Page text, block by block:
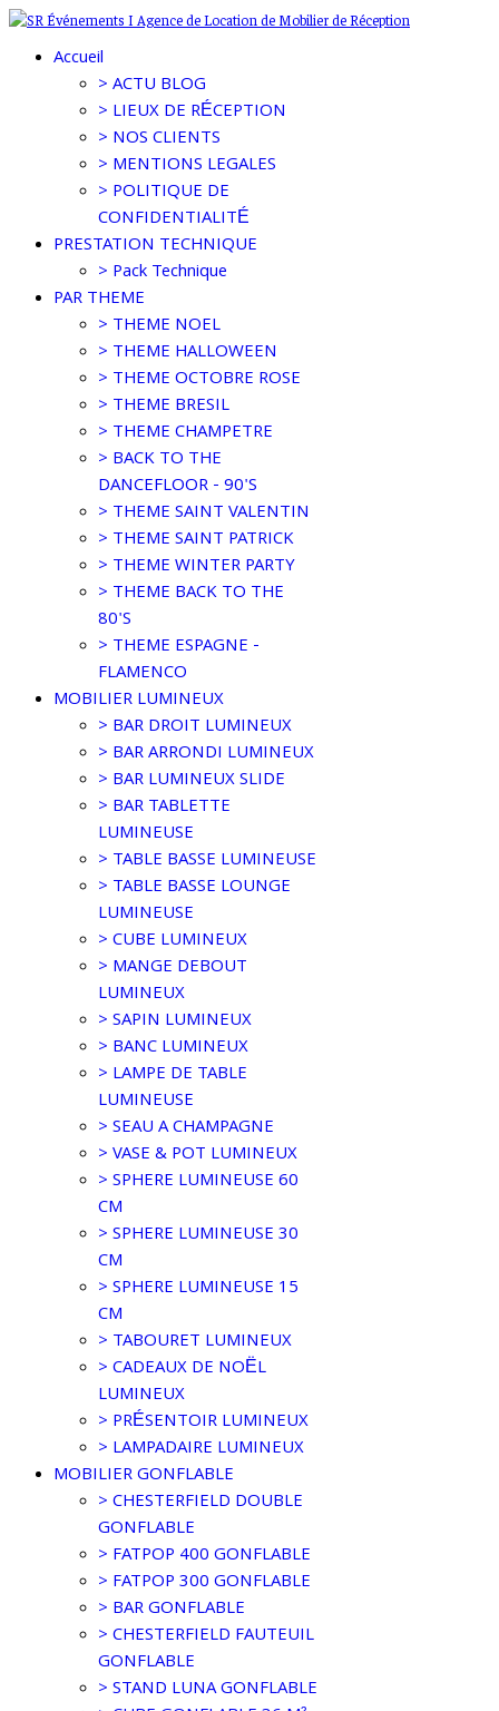
Accueil
> ACTU BLOG
> LIEUX DE RÉCEPTION
> NOS CLIENTS
> MENTIONS LEGALES
> POLITIQUE DE
CONFIDENTIALITÉ
PRESTATION TECHNIQUE
> Pack Technique
PAR THEME
> THEME NOEL
> THEME HALLOWEEN
> THEME OCTOBRE ROSE
> THEME BRESIL
> THEME CHAMPETRE
> BACK TO THE
DANCEFLOOR - 90'S
> THEME SAINT VALENTIN
> THEME SAINT PATRICK
> THEME WINTER PARTY
> THEME BACK TO THE
80'S
> THEME ESPAGNE -
FLAMENCO
MOBILIER LUMINEUX
> BAR DROIT LUMINEUX
> BAR ARRONDI LUMINEUX
> BAR LUMINEUX SLIDE
> BAR TABLETTE
LUMINEUSE
> TABLE BASSE LUMINEUSE
> TABLE BASSE LOUNGE
LUMINEUSE
> CUBE LUMINEUX
> MANGE DEBOUT
LUMINEUX
> SAPIN LUMINEUX
> BANC LUMINEUX
> LAMPE DE TABLE
LUMINEUSE
> SEAU A CHAMPAGNE
> VASE & POT LUMINEUX
> SPHERE LUMINEUSE 60
CM
> SPHERE LUMINEUSE 30
CM
> SPHERE LUMINEUSE 15
CM
> TABOURET LUMINEUX
> CADEAUX DE NOËL
LUMINEUX
> PRÉSENTOIR LUMINEUX
> LAMPADAIRE LUMINEUX
MOBILIER GONFLABLE
> CHESTERFIELD DOUBLE
GONFLABLE
> FATPOP 400 GONFLABLE
> FATPOP 300 GONFLABLE
> BAR GONFLABLE
> CHESTERFIELD FAUTEUIL
GONFLABLE
> STAND LUNA GONFLABLE